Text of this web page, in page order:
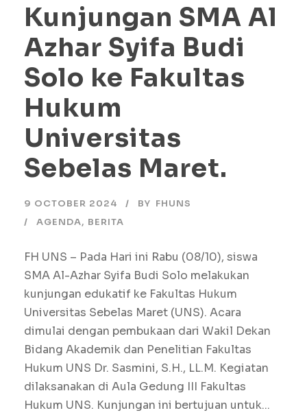
Kunjungan SMA Al
Azhar Syifa Budi
Solo ke Fakultas
Hukum
Universitas
Sebelas Maret.
9 OCTOBER 2024 BY FHUNS
AGENDA, BERITA
FH UNS – Pada Hari ini Rabu (08/10), siswa
SMA Al-Azhar Syifa Budi Solo melakukan
kunjungan edukatif ke Fakultas Hukum
Universitas Sebelas Maret (UNS). Acara
dimulai dengan pembukaan dari Wakil Dekan
Bidang Akademik dan Penelitian Fakultas
Hukum UNS Dr. Sasmini, S.H., LL.M. Kegiatan
dilaksanakan di Aula Gedung III Fakultas
Hukum UNS. Kunjungan ini bertujuan untuk...